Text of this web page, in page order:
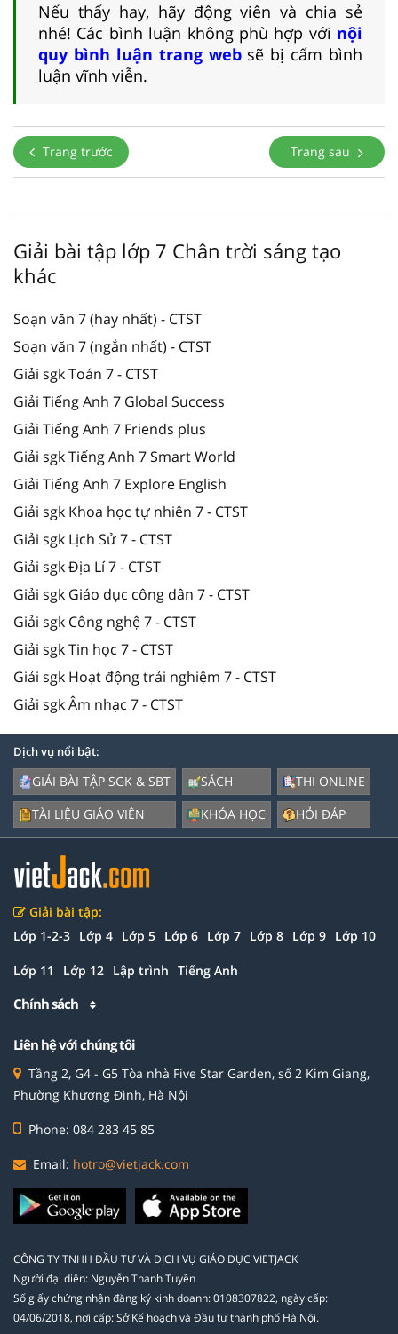
Nếu thấy hay, hãy động viên và chia sẻ
nhé! Các bình luận không phù hợp với nội
quy bình luận trang websẽ bị cấm bình
luận vĩnh viễn.
Trang trước Trang sau
Giải bài tập lớp 7 Chân trời sáng tạo
khác
Soạn văn 7 (hay nhất) - CTST
Soạn văn 7 (ngắn nhất) - CTST
Giải sgk Toán 7 - CTST
Giải Tiếng Anh 7 Global Success
Giải Tiếng Anh 7 Friends plus
Giải sgk Tiếng Anh 7 Smart World
Giải Tiếng Anh 7 Explore English
Giải sgk Khoa học tự nhiên 7 - CTST
Giải sgk Lịch Sử 7 - CTST
Giải sgk Địa Lí 7 - CTST
Giải sgk Giáo dục công dân 7 - CTST
Giải sgk Công nghệ 7 - CTST
Giải sgk Tin học 7 - CTST
Giải sgk Hoạt động trải nghiệm 7 - CTST
Giải sgk Âm nhạc 7 - CTST
Dịch vụ nổi bật:
GIẢI BÀI TẬP SGK & SBT
TÀI LIỆU GIÁO VIÊN
SÁCH
KHÓA HỌC
THI ONLINE
HỎI ĐÁP
Giải bài tập:
Lớp 1-2-3 Lớp 4 Lớp 5 Lớp 6 Lớp 7 Lớp 8 Lớp 9 Lớp 10
Lớp 11 Lớp 12 Lập trình Tiếng Anh
Chính sách
Liên hệ với chúng tôi
Tầng 2, G4 - G5 Tòa nhà Five Star Garden, số 2 Kim Giang,
Phường Khương Đình, Hà Nội
Phone: 084 283 45 85
Email: hotro@vietjack.com
CÔNG TY TNHH ĐẦU TƯ VÀ DỊCH VỤ GIÁO DỤC VIETJACK
Người đại diện: Nguyễn Thanh Tuyền
Số giấy chứng nhận đăng ký kinh doanh: 0108307822, ngày cấp:
04/06/2018, nơi cấp: Sở Kế hoạch và Đầu tư thành phố Hà Nội.